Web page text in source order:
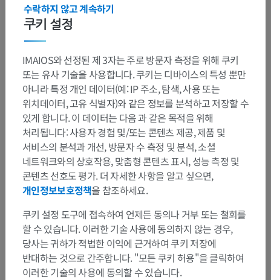
번역
문제를 발견하셨나요?
수정이나, 번역 또는 콘텐츠 개선에 제안이 있으면 언제든
연락 주세요.
문제 보고
앱 다운로드
쿠키 설정
수락하지 않고 계속하기
IMAIOS와 선정된 제 3자는 주로 방문자 측정을 위해 쿠키
또는 유사 기술을 사용합니다. 쿠키는 디바이스의 특성 뿐만
아니라 특정 개인 데이터(예: IP 주소, 탐색, 사용 또는
위치데이터, 고유 식별자)와 같은 정보를 분석하고 저장할 수
있게 합니다. 이 데이터는 다음 과 같은 목적을 위해
처리됩니다: 사용자 경험 및/또는 콘텐츠 제공, 제품 및
서비스의 분석과 개선, 방문자 수 측정 및 분석, 소셜
네트워크와의 상호작용, 맞춤형 콘텐츠 표시, 성능 측정 및
콘텐츠 선호도 평가. 더 자세한 사항을 알고 싶으면,
개인정보보호정책을 참조하세요.
쿠키 설정 도구에 접속하여 언제든 동의나 거부 또는 철회를
할 수 있습니다. 이러한 기술 사용에 동의하지 않는 경우,
당사는 귀하가 적법한 이익에 근거하여 쿠키 저장에
반대하는 것으로 간주합니다. "모든 쿠키 허용"을 클릭하여
이러한 기술의 사용에 동의할 수 있습니다.